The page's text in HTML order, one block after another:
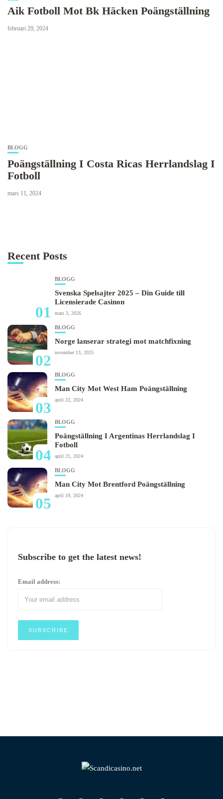
Aik Fotboll Mot Bk Häcken Poängställning
februari 29, 2024
BLOGG
Poängställning I Costa Ricas Herrlandslag I
Fotboll
mars 11, 2024
Recent Posts
01
BLOGG
Svenska Spelsajter 2025 – Din Guide till
Licensierade Casinon
mars 3, 2026
02
BLOGG
Norge lanserar strategi mot matchfixning
november 13, 2025
03
BLOGG
Man City Mot West Ham Poängställning
april 22, 2024
04
BLOGG
Poängställning I Argentinas Herrlandslag I
Fotboll
april 21, 2024
05
BLOGG
Man City Mot Brentford Poängställning
april 19, 2024
Subscribe to get the latest news!
Email address: